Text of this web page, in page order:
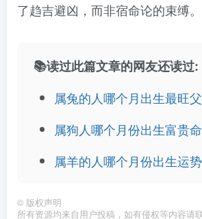
了趋吉避凶，而非宿命论的束缚。
📚读过此篇文章的网友还读过:
属兔的人哪个月出生最旺
属狗人哪个月份出生富贵命
属羊的人哪个月份出生运
© 版权声明
所有资源均来自用户投稿，如有侵权等内容请